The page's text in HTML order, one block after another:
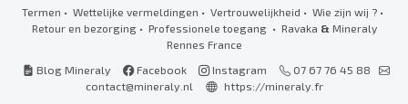
Termen • Wettelijke vermeldingen • Vertrouwelijkheid • Wie zijn wij ? •
Retour en bezorging• Professionele toegang • Ravaka & Mineraly
Rennes France
Blog Mineraly
Facebook Instagram
07 67 76 45 88
contact@mineraly.nl
https://mineraly.fr